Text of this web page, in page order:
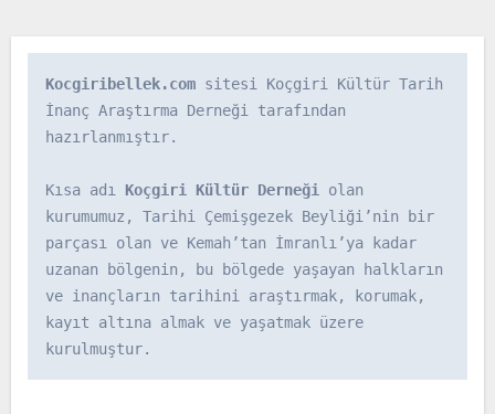
Kocgiribellek.com sitesi Koçgiri Kültür Tarih
İnanç Araştırma Derneği tarafından
hazırlanmıştır.
Kısa adı Koçgiri Kültür Derneği olan
kurumumuz, Tarihi Çemişgezek Beyliği’nin bir
parçası olan ve Kemah’tan İmranlı’ya kadar
uzanan bölgenin, bu bölgede yaşayan halkların
ve inançların tarihini araştırmak, korumak,
kayıt altına almak ve yaşatmak üzere
kurulmuştur.